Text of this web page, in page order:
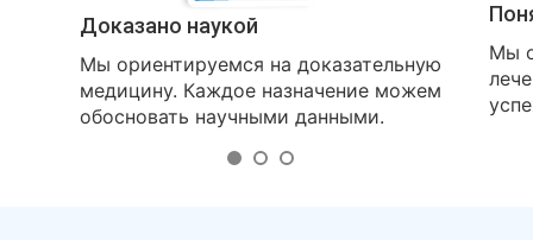
Доказано наукой
Мы ориентируемся на доказательную
медицину. Каждое назначение можем
обосновать научными данными.
Мы